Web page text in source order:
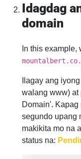
Idagdag
domain
In this
Ilagay ang
walang www) at
Domain'.
segundo upang
makikita mo na
status na: